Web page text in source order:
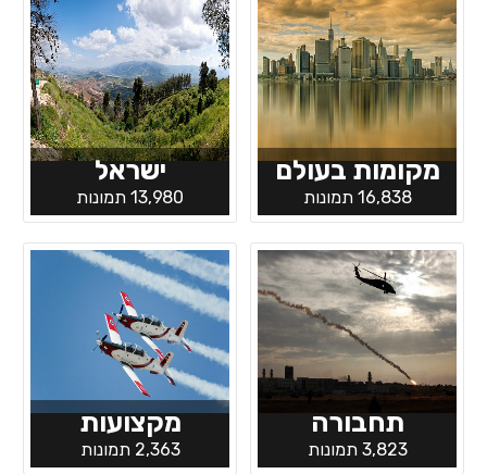
מקומות בעולם
16,838 תמונות
ישראל
13,980 תמונות
תחבורה
3,823 תמונות
מקצועות
2,363 תמונות